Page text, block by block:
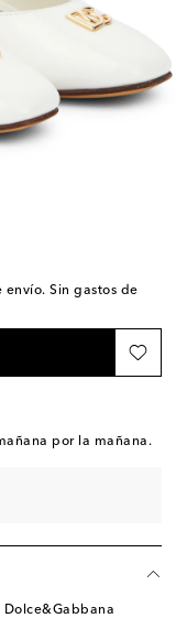
envío. Sin gastos de
por la mañana.
Dolce&Gabbana